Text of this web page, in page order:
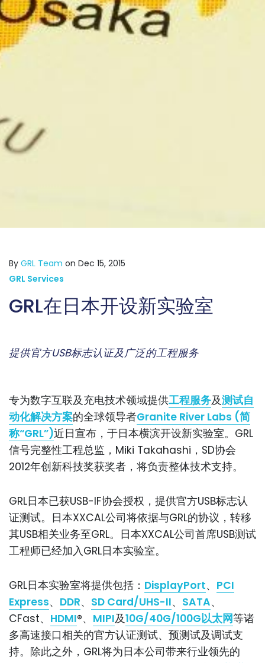
By GRL Team on Dec 15, 2015
GRL Services
GRL在日本开设新实验室
提供官方USB标志认证及广泛的工程服务
专为数字互联及充电技术领域提供工程服务及测试自
动化解决方案的全球领导者Granite River Labs (简
称“GRL”)近日宣布，于日本横滨开设新实验室。GRL
信号完整性工程总监，Miki Takahashi，SD协会
2012年创新科技奖获奖者，将负责整体技术支持。
GRL日本已获USB-IF协会授权，提供官方USB标志认
证测试。日本XXCAL公司将依据与GRL的协议，转移
其USB相关业务至GRL。日本XXCAL公司首席USB测试
工程师已经加入GRL日本实验室。
GRL日本实验室将提供包括： DisplayPort、 PCI
Express、 DDR、 SD Card/UHS-II、 SATA、
CFast、 HDMI®、 MIPI及10G/40G/100G以太网等诸
多高速接口相关的官方认证测试、预测试及调试支
持。除此之外，GRL将为日本公司带来行业领先的